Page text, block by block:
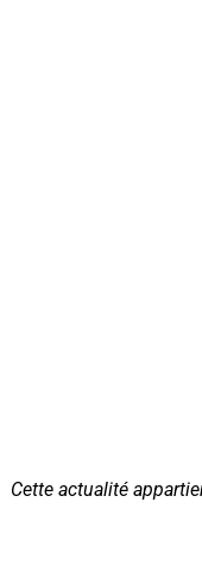
Cette actualité